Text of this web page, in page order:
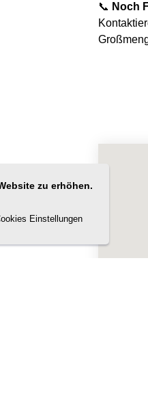
zu erhöhen.
Einstellungen
📞 Noch